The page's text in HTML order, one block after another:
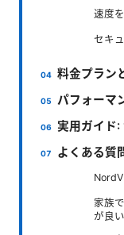
速度
セキ
料金プラン
パフォーマ
実用ガイド:
よくある質
家族
が良